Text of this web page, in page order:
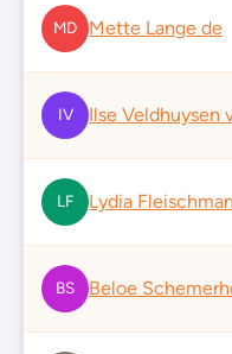
MD Mette Lange de
IV Ilse Veldhuysen
LF Lydia
BS Beloe